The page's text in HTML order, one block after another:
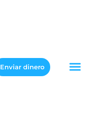
Enviar dinero